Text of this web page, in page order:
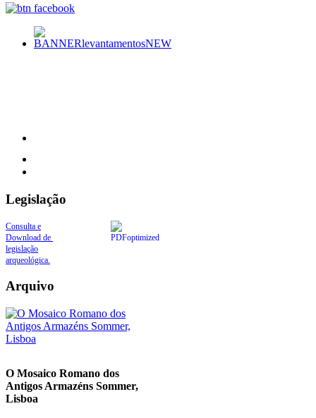
Legislação
Consulta e
Download de
legislação
arqueológica.
Arquivo
O Mosaico Romano dos
Antigos Armazéns Sommer,
Lisboa